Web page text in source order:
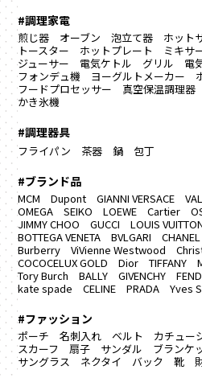
#調理家電
煎じ器 オーブン 泡立て器 ホット
トースター
ホットプレート ミキサ
ジューサー
電気ケトル グリル 電
フォンデュ機
ヨーグルトメーカー
フードプロセッサー
真空保温調理器
かき氷機
#調理器具
フライパン 茶器 鍋 包丁
#ブランド品
MCM Dupont GIANNI VERSACE
OMEGA
SEIKO LOEWE Cartier
JIMMY CHOO
GUCCI LOUIS
BOTTEGA VENETA
BVLGARI CHANEL
Burberry
ViVienne Westwood
COCOCELUX GOLD
Dior TIFFANY
Tory Burch
BALLY GIVENCHY
kate spade
CELINE PRADA Yves
#ファッション
ポーチ 名刺入れ ベルト カチュー
スカーフ
扇子 サンダル ブランケ
サングラス
ネクタイ バック 靴